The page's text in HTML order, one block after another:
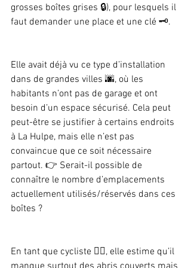
grosses boîtes grises 🔒), pour lesquels il
faut demander une place et une clé 🗝️.
Elle avait déjà vu ce type d’installation
dans de grandes villes 🌆, où les
habitants n’ont pas de garage et ont
besoin d’un espace sécurisé. Cela peut
peut-être se justifier à certains endroits
à La Hulpe, mais elle n’est pas
convaincue que ce soit nécessaire
partout. 👉 Serait-il possible de
connaître le nombre d’emplacements
actuellement utilisés/réservés dans ces
boîtes ?
En tant que cycliste 🚴‍♀️, elle estime qu’il